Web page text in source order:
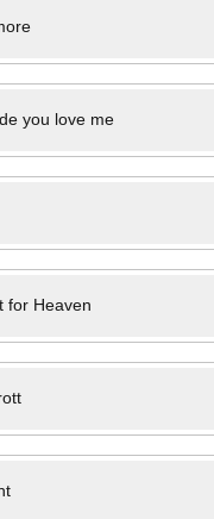
you love me
for Heaven